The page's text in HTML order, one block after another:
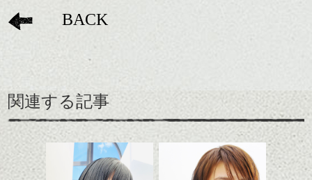
BACK
関連する記事